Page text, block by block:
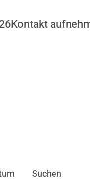
Kontakt
Suchen